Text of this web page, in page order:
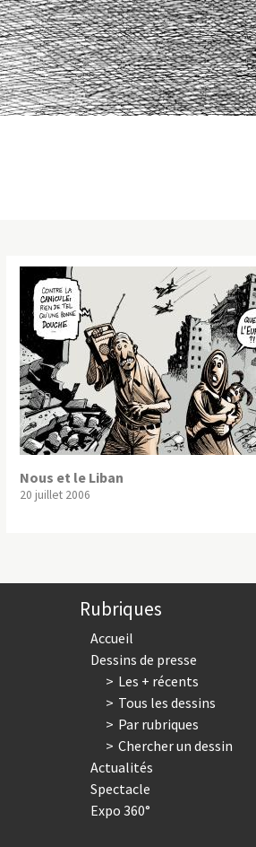
Nous et le Liban
20 juillet 2006
Rubriques
Accueil
Dessins de presse
Les + récents
Tous les dessins
Par rubriques
Chercher un dessin
Actualités
Spectacle
Expo 360°